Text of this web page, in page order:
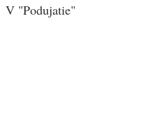
V "Podujatie"